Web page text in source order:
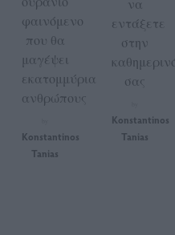
φαινόμενο
που θα
μαγέψει
εκατομμύρια
ανθρώπους
Konstantinos
Tanias
να
εντάξετε
στην
σας
Konstantinos
Tanias